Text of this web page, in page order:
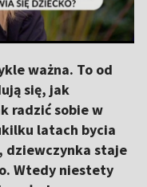
ważna. To od
się, jak
radzić sobie w
latach bycia
dziewczynka staje
Wtedy niestety